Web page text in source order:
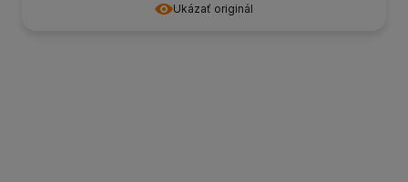
Ukázať originál